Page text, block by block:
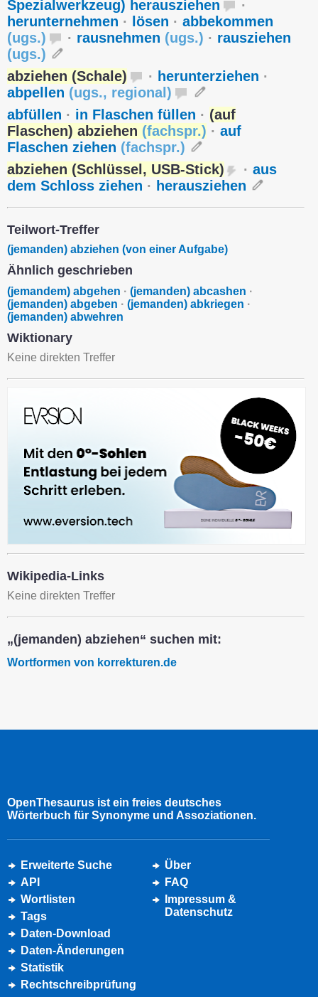
Spezialwerkzeug) herausziehen
·
herunternehmen · lösen · abbekommen
(ugs.) · rausnehmen (ugs.) · rausziehen
(ugs.)
abziehen (Schale)
· herunterziehen ·
abpellen (ugs., regional )
abfüllen · in Flaschen füllen · (auf
Flaschen) abziehen (fachspr.) · auf
Flaschen ziehen (fachspr.)
abziehen (Schlüssel, USB-Stick)
· aus
dem Schloss ziehen · herausziehen
Teilwort-Treffer
(jemanden) abziehen (von einer Aufgabe)
Ähnlich geschrieben
(jemandem) abgehen · (jemanden) abcashen ·
(jemanden) abgeben · (jemanden) abkriegen ·
(jemanden) abwehren
Wiktionary
Keine direkten Treffer
Wikipedia-Links
Keine direkten Treffer
„(jemanden) abziehen“ suchen mit:
Wortformen von korrekturen.de
OpenThesaurus ist ein freies deutsches
Wörterbuch für Synonyme und Assoziationen.
Erweiterte Suche
API
Wortlisten
Tags
Daten-Download
Daten-Änderungen
Statistik
Rechtschreibprüfung
Über
FAQ
Impressum &
Datenschutz